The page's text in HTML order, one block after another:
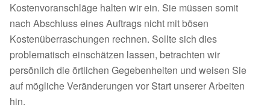
Kostenvoranschläge halten wir ein. Sie müssen somit
nach Abschluss eines Auftrags nicht mit bösen
Kostenüberraschungen rechnen. Sollte sich dies
problematisch einschätzen lassen, betrachten wir
persönlich die örtlichen Gegebenheiten und weisen Sie
auf mögliche Veränderungen vor Start unserer Arbeiten
hin.